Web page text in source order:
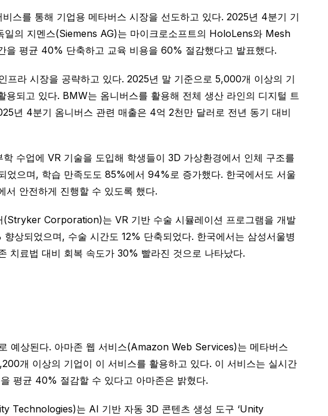
스를 통해 기업용 메타버스 시장을 선도하고 있다. 2025년 4분기 기
의 지멘스(Siemens AG)는 마이크로소프트의 HoloLens와 Mesh
을 평균 40% 단축하고 교육 비용을 60% 절감했다고 발표했다.
라 시장을 공략하고 있다. 2025년 말 기준으로 5,000개 이상의 기
되고 있다. BMW는 옴니버스를 활용해 전체 생산 라인의 디지털 트
년 4분기 옴니버스 관련 매출은 4억 2천만 달러로 전년 동기 대비
수업에 VR 기술을 도입해 학생들이 3D 가상환경에서 인체 구조를
었으며, 학습 만족도도 85%에서 94%로 증가했다. 한국에서도 서울
서 안전하게 진행할 수 있도록 했다.
(Stryker Corporation)는 VR 기반 수술 시뮬레이션 프로그램을 개발
상되었으며, 수술 시간도 12% 단축되었다. 한국에서는 삼성서울병
치료법 대비 회복 속도가 30% 빨라진 것으로 나타났다.
예상된다. 아마존 웹 서비스(Amazon Web Services)는 메타버스
개 이상의 기업이 이 서비스를 활용하고 있다. 이 서비스는 실시간
평균 40% 절감할 수 있다고 아마존은 밝혔다.
Technologies)는 AI 기반 자동 3D 콘텐츠 생성 도구 ‘Unity